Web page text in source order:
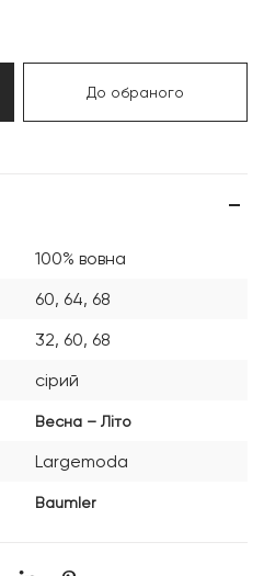
До обраного
100% вовна
60, 64, 68
32, 60, 68
сірий
Весна – Літо
Largemoda
Baumler